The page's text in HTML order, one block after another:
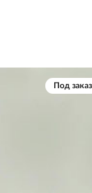
Под заказ